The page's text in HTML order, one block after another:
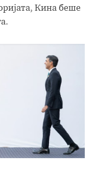
Кина беше